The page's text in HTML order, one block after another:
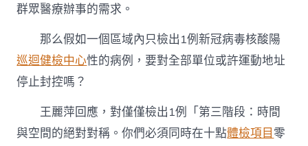
群眾醫療辦事的需求。
那么假如一個區域內只檢出1例新冠病毒核酸陽
巡迴健檢中心性的病例，要對全部單位或許運動地址
停止封控嗎？
王麗萍回應，對僅僅檢出1例「第三階段：時間
與空間的絕對對稱。你們必須同時在十點體檢項目 零